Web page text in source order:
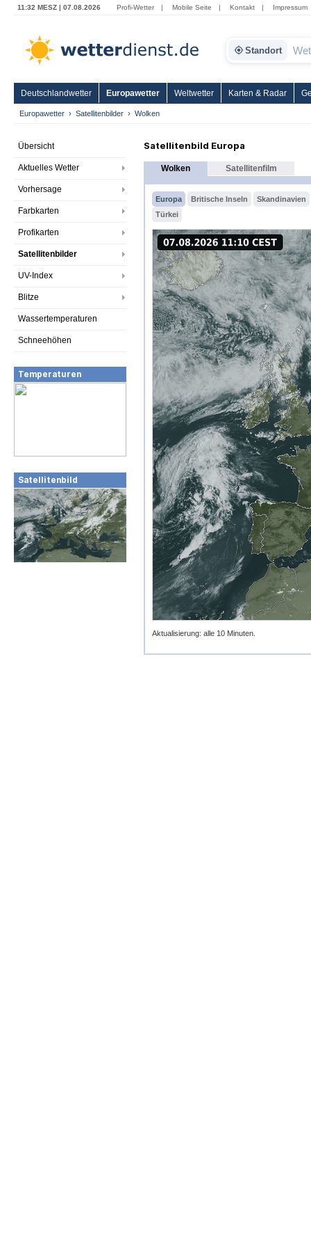
11:32 MESZ | 07.08.2026 Profi-Wetter | Mobile Seite | Kontakt | Impressum
Standort
Deutschlandwetter Europawetter Weltwetter Karten & Radar
Europawetter Satellitenbilder Wolken
Übersicht
Aktuelles Wetter
Vorhersage
Farbkarten
Profikarten
Satellitenbilder
UV-Index
Blitze
Wassertemperaturen
Schneehöhen
Temperaturen
Satellitenbild
Satellitenbild Europa
Wolken Satellitenfilm
Europa Britische Inseln
Skandinavien
Türkei
Aktualisierung: alle 10 Minuten.